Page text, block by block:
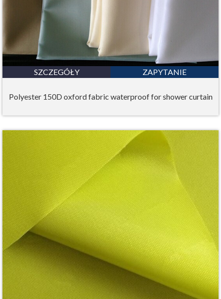
SZCZEGÓŁY ZAPYTANIE
Polyester 150D oxford fabric waterproof for shower curtain